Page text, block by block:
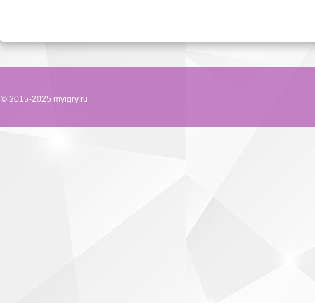
© 2015-2025 myigry.ru